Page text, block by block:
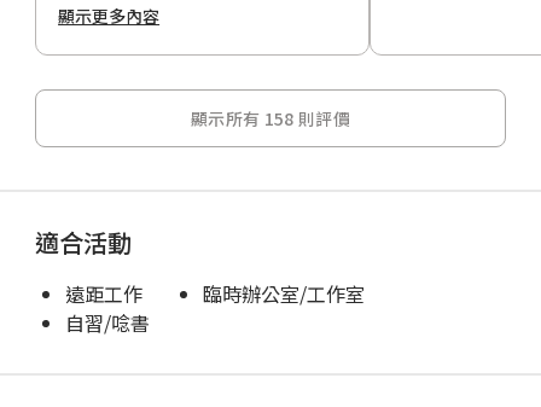
音)，不過因為第一次使用對歸還不太
顯示更多內容
顯示所有 158 則評價
適合活動
遠距工作
臨時辦公室/工作室
自習/唸書